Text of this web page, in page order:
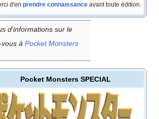
d'en prendre connaissance avant toute édition.
d'informations sur le
à Pocket Monsters
Pocket Monsters SPECIAL